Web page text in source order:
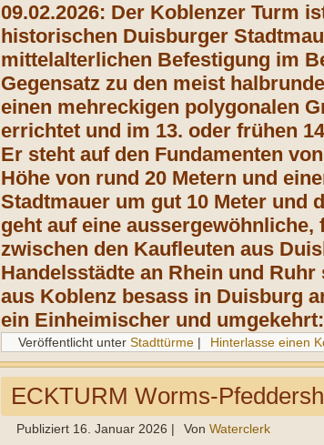
09.02.2026: Der Koblenzer Turm
historischen Duisburger
mittelalterlichen Befestigung im
Gegensatz zu den meist
einen mehreckigen polygonalen
errichtet und im 13. oder frühen
Er steht auf den Fundamenten
Höhe von rund 20 Metern und
Stadtmauer um gut 10 Meter und
geht auf eine
zwischen den Kaufleuten aus
Handelsstädte an Rhein und
aus Koblenz besass in Duisburg
ein Einheimischer und umgekehrt:
Veröffentlicht unter Stadttürme | Hinterlasse einen
ECKTURM Worms-
Publiziert 16. Januar 2026 | Von Waterclerk